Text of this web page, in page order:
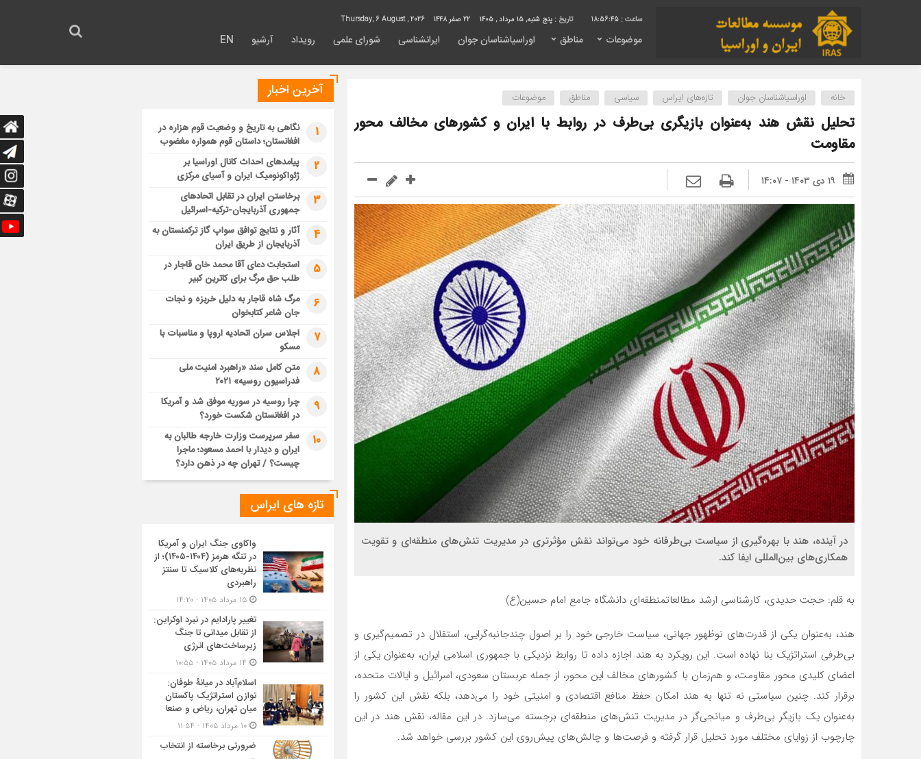
18:56:46 تاریخ : پنج شنبه, ۱۵ مرداد , ۱۴۰۵ 22 صفر 1448
موضوعات مناطق اوراسیاشناسان جوان ایرانشناسی شورای علمی رویداد آرشیو EN
خانه اوراسیاشناسان جوان تازه‌های ایراس سیاسی مناطق موضوعات
تحلیل نقش هند به‌عنوان بازیگری بی‌طرف در روابط با ایران و کشورهای مخالف محور
مقاومت
۱۹ دی ۱۴۰۳ - ۱۴:۰۷
در آینده، هند با بهره‌گیری از سیاست بی‌طرفانه خود می‌تواند نقش مؤثرتری در مدیریت تنش‌های منطقه‌ای و تقویت
همکاری‌های بین‌المللی ایفا کند.
به قلم: حجت حدیدی، کارشناسی ارشد مطالعاتمنطقه‌ای دانشگاه جامع امام حسین(ع)
هند، به‌عنوان یکی از قدرت‌های نوظهور جهانی، سیاست خارجی خود را بر اصول چندجانبه‌گرایی، استقلال در تصمیم‌گیری و
بی‌طرفی استراتژیک بنا نهاده است. این رویکرد به هند اجازه داده تا روابط نزدیکی با جمهوری اسلامی ایران، به‌عنوان یکی از
اعضای کلیدی محور مقاومت، و هم‌زمان با کشورهای مخالف این محور، از جمله عربستان سعودی، اسرائیل و ایالات متحده،
برقرار کند. چنین سیاستی نه تنها به هند امکان حفظ منافع اقتصادی و امنیتی خود را می‌دهد، بلکه نقش این کشور را
به‌عنوان یک بازیگر بی‌طرف و میانجی‌گر در مدیریت تنش‌های منطقه‌ای برجسته می‌سازد. در این مقاله، نقش هند در این
چارچوب از زوایای مختلف مورد تحلیل قرار گرفته و فرصت‌ها و چالش‌های پیش‌روی این کشور بررسی خواهد شد.
آخرین اخبار
1
نگاهی به تاریخ و وضعیت قوم هزاره در
افغانستان؛ داستان قوم همواره مغضوب
2
پیامدهای احداث کانال اوراسیا بر
ژئواکونومیک ایران و آسیای مرکزی
3
برخاستن ایران در تقابل اتحادهای
جمهوری آذربایجان-ترکیه-اسرائیل
4
آثار و نتایج توافق سواپ گاز ترکمنستان به
آذربایجان از طریق ایران
5
استجابت دعای آقا محمد خان قاجار در
طلب حق مرگ برای کاترین کبیر
6
مرگ شاه قاجار به دلیل خربزه و نجات
جان شاعر کتابخوان
7
اجلاس سران اتحادیه اروپا و مناسبات با
مسکو
8
متن کامل سند «راهبرد امنیت ملی
فدراسیون روسیه» ۲۰۲۱
9
چرا روسیه در سوریه موفق شد و آمریکا
در افغانستان شکست خورد؟
10
سفر سرپرست وزارت خارجه طالبان به
ایران و دیدار با احمد مسعود؛ ماجرا
چیست؟ / تهران چه در ذهن دارد؟
تازه های ایراس
واکاوی جنگ ایران و آمریکا
در تنگه هرمز (۱۴۰۴-۱۴۰۵)؛ از
نظریه‌های کلاسیک تا سنتز
راهبردی
تغییر پارادایم در نبرد اوکراین:
از تقابل میدانی تا جنگ
زیرساخت‌های انرژی
اسلام‌آباد در میانۀ طوفان:
توازن استراتژیک پاکستان
میان تهران، ریاض و صنعا
ضرورتی برخاسته از انتخاب